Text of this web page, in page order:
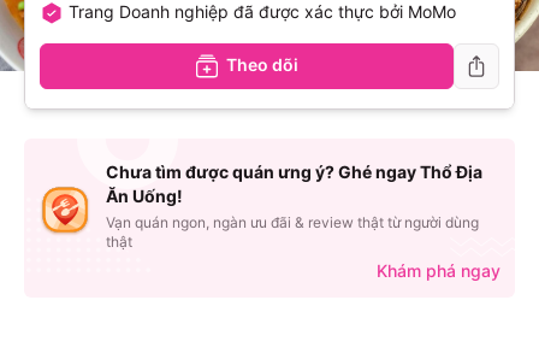
Trang Doanh nghiệp đã được xác thực bởi MoMo
Theo dõi
Chưa tìm được quán ưng ý? Ghé ngay Thổ Địa
Ăn Uống!
Vạn quán ngon, ngàn ưu đãi & review thật từ người dùng
thật
Khám phá ngay